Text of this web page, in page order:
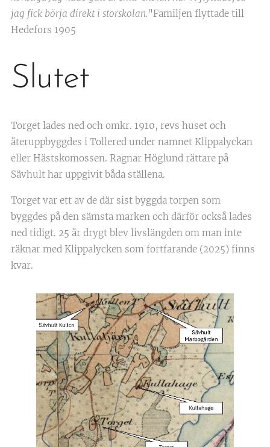
jag fick börja direkt i storskolan."Familjen flyttade till
Hedefors 1905
Slutet
Torget lades ned och omkr. 1910, revs huset och
återuppbyggdes i Tollered under namnet Klippalyckan
eller Hästskomossen. Ragnar Höglund rättare på
Sävhult har uppgivit båda ställena.
Torget var ett av de där sist byggda torpen som
byggdes på den sämsta marken och därför också lades
ned tidigt. 25 år drygt blev livslängden om man inte
räknar med Klippalycken som fortfarande (2025) finns
kvar.